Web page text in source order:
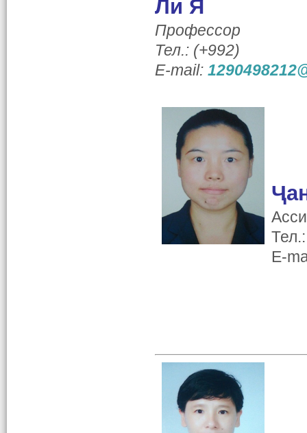
Ли Я
Профессор
Тел.: (+992)
E-mail:
E-